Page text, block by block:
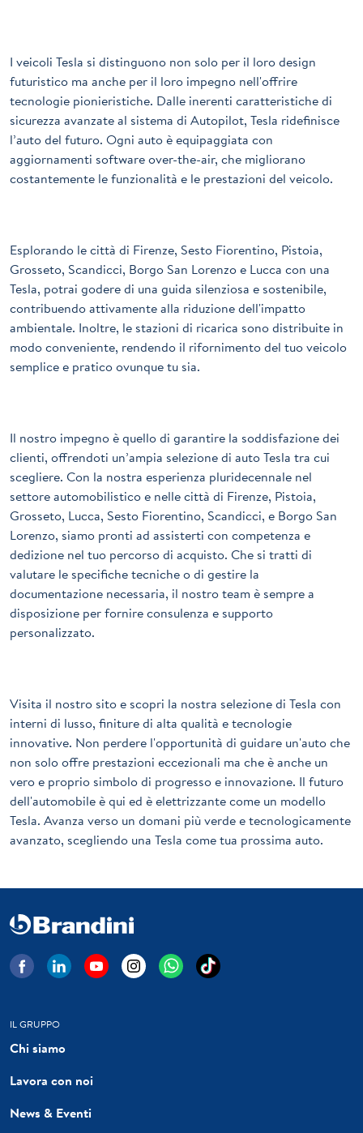
I veicoli Tesla si distinguono non solo per il loro design
futuristico ma anche per il loro impegno nell'offrire
tecnologie pionieristiche. Dalle inerenti caratteristiche di
sicurezza avanzate al sistema di Autopilot, Tesla ridefinisce
l’auto del futuro. Ogni auto è equipaggiata con
aggiornamenti software over-the-air, che migliorano
costantemente le funzionalità e le prestazioni del veicolo.
Esplorando le città di Firenze, Sesto Fiorentino, Pistoia,
Grosseto, Scandicci, Borgo San Lorenzo e Lucca con una
Tesla, potrai godere di una guida silenziosa e sostenibile,
contribuendo attivamente alla riduzione dell'impatto
ambientale. Inoltre, le stazioni di ricarica sono distribuite in
modo conveniente, rendendo il rifornimento del tuo veicolo
semplice e pratico ovunque tu sia.
Il nostro impegno è quello di garantire la soddisfazione dei
clienti, offrendoti un’ampia selezione di autoTesla tra cui
scegliere. Con la nostra esperienza pluridecennale nel
settore automobilistico e nelle città di Firenze, Pistoia,
Grosseto, Lucca, Sesto Fiorentino, Scandicci, e Borgo San
Lorenzo, siamo pronti ad assisterti con competenza e
dedizione nel tuo percorso di acquisto. Che si tratti di
valutare le specifiche tecniche o di gestire la
documentazione necessaria, il nostro team è sempre a
disposizione per fornire consulenza e supporto
personalizzato.
Visita il nostro sito e scopri la nostra selezione di Tesla con
interni di lusso, finiture di alta qualità e tecnologie
innovative. Non perdere l'opportunità di guidare un'auto che
non solo offre prestazioni eccezionali ma che è anche un
vero e proprio simbolo di progresso e innovazione. Il futuro
dell'automobile è qui ed è elettrizzante come un modello
Tesla. Avanza verso un domani più verde e tecnologicamente
avanzato, scegliendo una Tesla come tua prossima auto.
IL GRUPPO
Chi siamo
Lavora con noi
News & Eventi